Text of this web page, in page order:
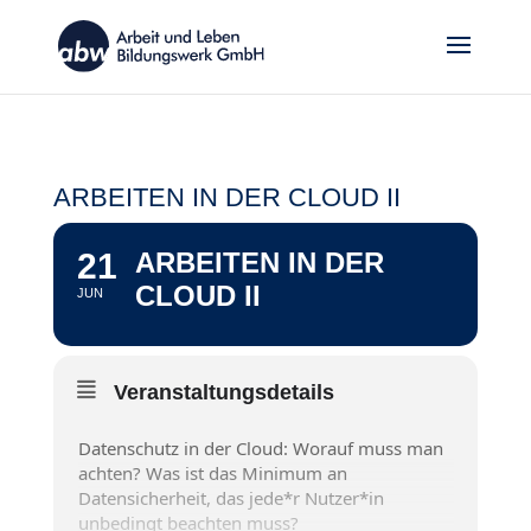
ARBEITEN IN DER CLOUD II
21
JUN
ARBEITEN IN DER
CLOUD II
Veranstaltungsdetails
Datenschutz in der Cloud: Worauf muss man
achten? Was ist das Minimum an
Datensicherheit, das jede*r Nutzer*in
unbedingt beachten muss?